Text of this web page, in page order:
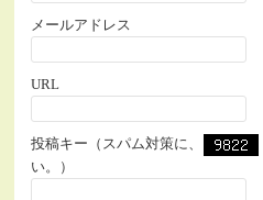
メールアドレス
URL
投稿キー（スパム対策に、
い。）